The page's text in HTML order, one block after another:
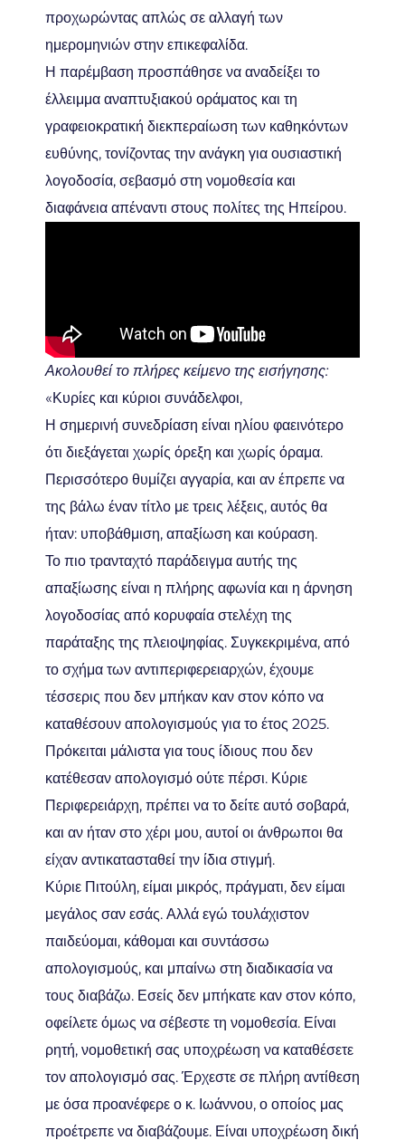
προχωρώντας απλώς σε αλλαγή των
ημερομηνιών στην επικεφαλίδα.
Η παρέμβαση προσπάθησε να αναδείξει το
έλλειμμα αναπτυξιακού οράματος και τη
γραφειοκρατική διεκπεραίωση των καθηκόντων
ευθύνης, τονίζοντας την ανάγκη για ουσιαστική
λογοδοσία, σεβασμό στη νομοθεσία και
διαφάνεια απέναντι στους πολίτες της Ηπείρου.
Ακολουθεί το πλήρες κείμενο της εισήγησης:
«Κυρίες και κύριοι συνάδελφοι,
Η σημερινή συνεδρίαση είναι ηλίου φαεινότερο
ότι διεξάγεται χωρίς όρεξη και χωρίς όραμα.
Περισσότερο θυμίζει αγγαρία, και αν έπρεπε να
της βάλω έναν τίτλο με τρεις λέξεις, αυτός θα
ήταν: υποβάθμιση, απαξίωση και κούραση.
Το πιο τρανταχτό παράδειγμα αυτής της
απαξίωσης είναι η πλήρης αφωνία και η άρνηση
λογοδοσίας από κορυφαία στελέχη της
παράταξης της πλειοψηφίας. Συγκεκριμένα, από
το σχήμα των αντιπεριφερειαρχών, έχουμε
τέσσερις που δεν μπήκαν καν στον κόπο να
καταθέσουν απολογισμούς για το έτος 2025.
Πρόκειται μάλιστα για τους ίδιους που δεν
κατέθεσαν απολογισμό ούτε πέρσι. Κύριε
Περιφερειάρχη, πρέπει να το δείτε αυτό σοβαρά,
και αν ήταν στο χέρι μου, αυτοί οι άνθρωποι θα
είχαν αντικατασταθεί την ίδια στιγμή.
Κύριε Πιτούλη, είμαι μικρός, πράγματι, δεν είμαι
μεγάλος σαν εσάς. Αλλά εγώ τουλάχιστον
παιδεύομαι, κάθομαι και συντάσσω
απολογισμούς, και μπαίνω στη διαδικασία να
τους διαβάζω. Εσείς δεν μπήκατε καν στον κόπο,
οφείλετε όμως να σέβεστε τη νομοθεσία. Είναι
ρητή, νομοθετική σας υποχρέωση να καταθέσετε
τον απολογισμό σας. Έρχεστε σε πλήρη αντίθεση
με όσα προανέφερε ο κ. Ιωάννου, ο οποίος μας
προέτρεπε να διαβάζουμε. Είναι υποχρέωση δική